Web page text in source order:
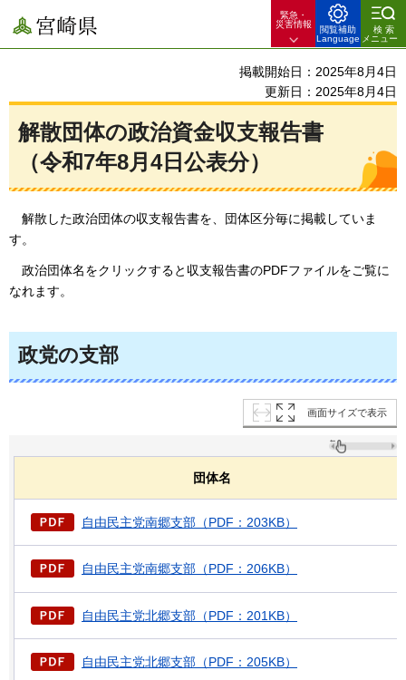
宮崎県
緊急・
災害情報
閲覧補助
Language
検索
メニュー
掲載開始日：2025年8月4日
更新日：2025年8月4日
解散団体の政治資金収支報告書
（令和7年8月4日公表分）
解散した政治団体の収支報告書を、団体区分毎に掲載していま
す。
政治団体名をクリックすると収支報告書のPDFファイルをご覧に
なれます。
政党の支部
画面サイズで表示
団体名
自由民主党南郷支部（PDF：203KB）
自由民主党南郷支部（PDF：206KB）
自由民主党北郷支部（PDF：201KB）
自由民主党北郷支部（PDF：205KB）